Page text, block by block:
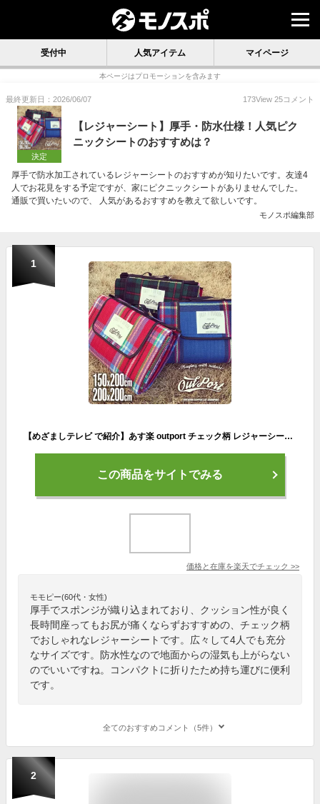
受付中 人気アイテム マイページ
本ページはプロモーションを含みます
最終更新日：2026/06/07 173View 25コメント
決定
【レジャーシート】厚手・防水仕様！人気ピク
ニックシートのおすすめは？
厚手で防水加工されているレジャーシートのおすすめが知りたいです。友達4
人でお花見をする予定ですが、家にピクニックシートがありませんでした。
通販で買いたいので、 人気があるおすすめを教えて欲しいです。
モノスポ編集部
1
【めざましテレビ で紹介】あす楽 outport チェック柄 レジャーシート 200 × 200 150 × 200 赤 青 緑 チェック 折りたたみレジャーシート レジャー シート 厚手 コンパクト 3人 〜 6人 持ち手 大判 防水 おしゃれ 可愛い ピクニックシート 大きい キャンプ アウトドア
この商品をサイトでみる
価格と在庫を楽天でチェック >>
モモピー(60代・女性)
厚手でスポンジが織り込まれており、クッション性が良く
長時間座ってもお尻が痛くならずおすすめの、チェック柄
でおしゃれなレジャーシートです。広々して4人でも充分
なサイズです。防水性なので地面からの湿気も上がらない
のでいいですね。コンパクトに折りたため持ち運びに便利
です。
全てのおすすめコメント（5件）
2